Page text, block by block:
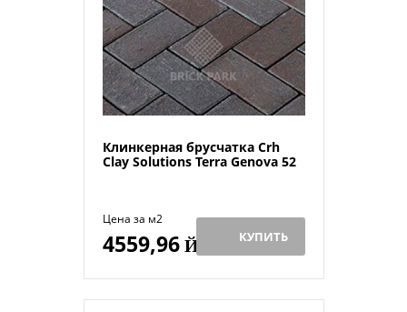
Клинкерная брусчатка Crh
Clay Solutions Terra Genova 52
Цена за м2
4559,96Й КУПИТЬ